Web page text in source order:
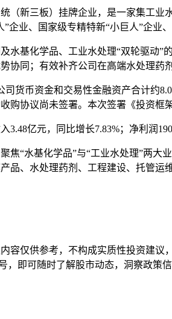
（新三板）挂牌企业，是一家集工
企业、国家级专精特新“小巨人”企业
水基化学品、工业水处理“双轮驱动
协同；有效补齐公司在高端水处理
司货币资金和交易性金融资产合计约
购协议尚未签署。本次签署《投资框
3.48亿元，同比增长7.83%；净利润
焦“水基化学品”与“工业水处理”两
品、水处理药剂、工程建设、托管运
容仅供参考，不构成实质性投资建议
即可随时了解股市动态，洞察政策信